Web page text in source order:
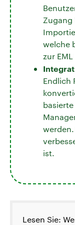
Zugang
welche
zur
Endlich
werden.
ist.
Lesen Sie: